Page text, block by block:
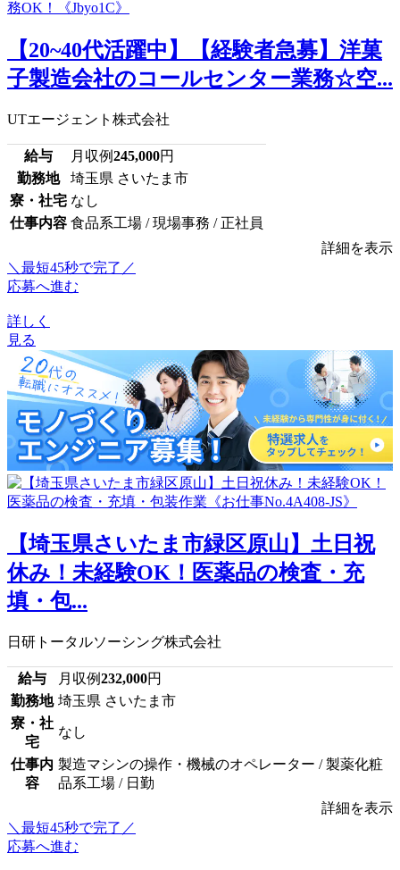
【20~40代活躍中】【経験者急募】洋菓
子製造会社のコールセンター業務☆空...
UTエージェント株式会社
給与 月収例245,000円
勤務地
埼玉県 さいたま市
寮・社宅 なし
仕事内容 食品系工場 / 現場事務 / 正社員
詳細を表示
＼最短45秒で完了／
応募へ進む
詳しく
見る
【埼玉県さいたま市緑区原山】土日祝
休み！未経験OK！医薬品の検査・充
填・包...
日研トータルソーシング株式会社
給与 月収例232,000円
勤務地 埼玉県 さいたま市
寮・社
宅
なし
仕事内
容
製造マシンの操作・機械のオペレーター / 製薬化粧
品系工場 / 日勤
詳細を表示
＼最短45秒で完了／
応募へ進む